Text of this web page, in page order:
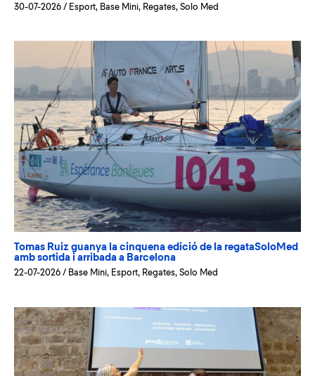
30-07-2026 / Esport, Base Mini, Regates, Solo Med
Tomas Ruiz guanya la cinquena edició de la regataSoloMed
amb sortida i arribada a Barcelona
22-07-2026 / Base Mini, Esport, Regates, Solo Med